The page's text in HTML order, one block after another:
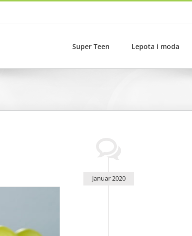
Super Teen Lepota i moda
januar 2020